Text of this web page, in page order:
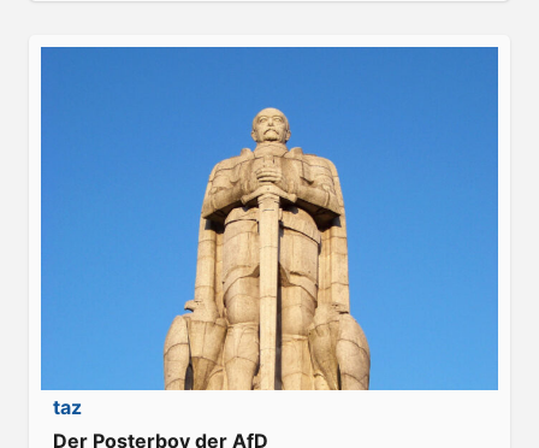
taz
Der Posterboy der AfD